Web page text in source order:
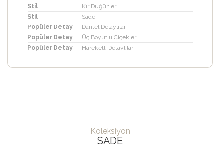
Stil
Kır Düğünleri
Stil
Sade
Popüler Detay
Dantel Detaylılar
Popüler Detay
Üç Boyutlu Çiçekler
Popüler Detay
Hareketli Detaylılar
Koleksiyon
SADE